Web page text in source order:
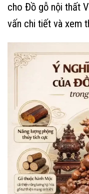
cho Đồ gỗ nội thất
vấn chi tiết và xem